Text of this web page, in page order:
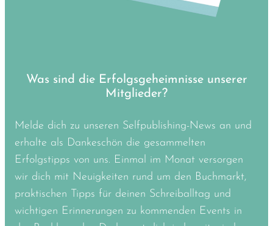
Was sind die Erfolgsgeheimnisse unserer
Mitglieder?
Melde dich zu unseren Selfpublishing-News an und
erhalte als Dankeschön die gesammelten
Erfolgstipps von uns. Einmal im Monat versorgen
wir dich mit Neuigkeiten rund um den Buchmarkt,
praktischen Tipps für deinen Schreiballtag und
wichtigen Erinnerungen zu kommenden Events in